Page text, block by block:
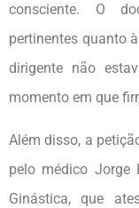
consciente. O
pertinentes quanto
dirigente não
momento em que
Além disso, a
pelo médico Jorge
Ginástica, que